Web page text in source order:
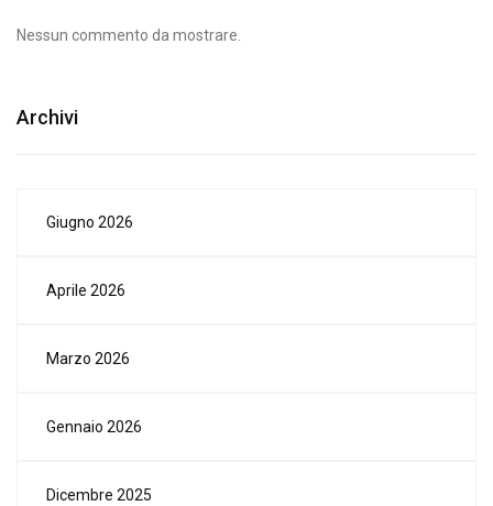
Nessun commento da mostrare.
Archivi
Giugno 2026
Aprile 2026
Marzo 2026
Gennaio 2026
Dicembre 2025